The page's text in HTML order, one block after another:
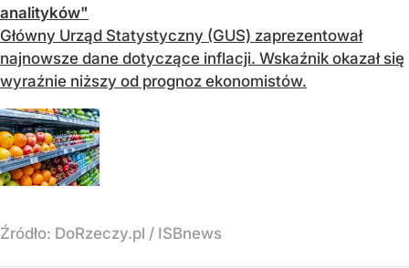
analityków"
Główny Urząd Statystyczny (GUS) zaprezentował
najnowsze dane dotyczące inflacji. Wskaźnik okazał się
wyraźnie niższy od prognoz ekonomistów.
Źródło: DoRzeczy.pl / ISBnews